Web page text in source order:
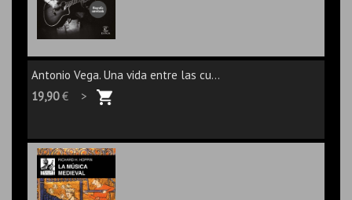
Antonio Vega. Una vida entre las cu...
19,90€ >